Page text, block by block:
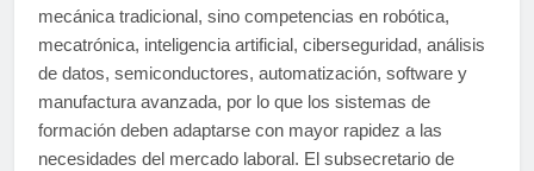
mecánica tradicional, sino competencias en robótica,
mecatrónica, inteligencia artificial, ciberseguridad, análisis
de datos, semiconductores, automatización, software y
manufactura avanzada, por lo que los sistemas de
formación deben adaptarse con mayor rapidez a las
necesidades del mercado laboral. El subsecretario de